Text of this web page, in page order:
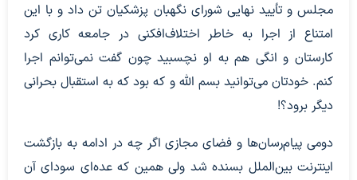
مجلس و تأیید نهایی شورای نگهبان پزشکیان تن داد و با این
امتناع از اجرا به خاطر اختلاف‌افکنی در جامعه کاری کرد
کارستان و انگی هم به او نچسبید چون گفت نمی‌توانم اجرا
کنم. خودتان می‌توانید بسم ‌الله و که بود که به استقبال بحرانی
دیگر برود؟!
دومی پیام‌رسان‌ها و فضای مجازی اگر چه در ادامه به بازگشت
اینترنت بین‌الملل بسنده شد ولی همین که عده‌ای سودای آن